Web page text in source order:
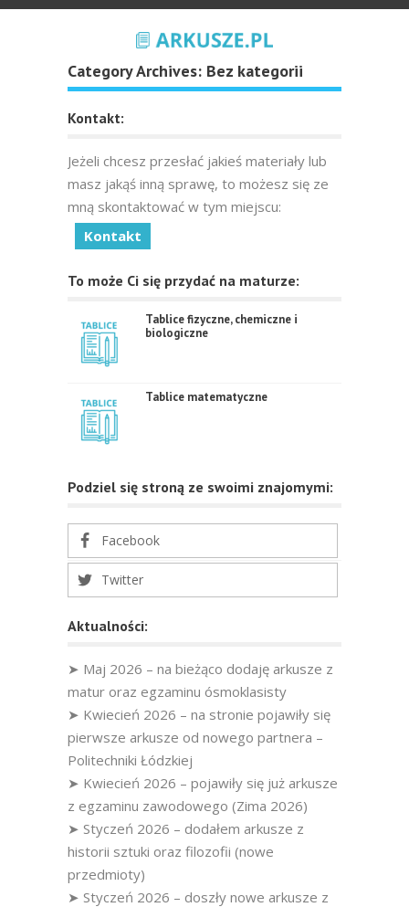
Category Archives: Bez kategorii
Kontakt:
Jeżeli chcesz przesłać jakieś materiały lub
masz jakąś inną sprawę, to możesz się ze
mną skontaktować w tym miejscu:
Kontakt
To może Ci się przydać na maturze:
Tablice fizyczne, chemiczne i
biologiczne
Tablice matematyczne
Podziel się stroną ze swoimi znajomymi:
Facebook
Twitter
Aktualności:
➤ Maj 2026 – na bieżąco dodaję arkusze z
matur oraz egzaminu ósmoklasisty
➤ Kwiecień 2026 – na stronie pojawiły się
pierwsze arkusze od nowego partnera –
Politechniki Łódzkiej
➤ Kwiecień 2026 – pojawiły się już arkusze
z egzaminu zawodowego (Zima 2026)
➤ Styczeń 2026 – dodałem arkusze z
historii sztuki oraz filozofii (nowe
przedmioty)
➤ Styczeń 2026 – doszły nowe arkusze z